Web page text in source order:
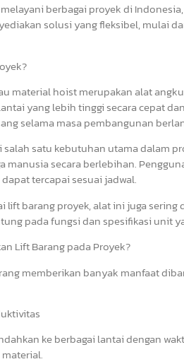
berbagai proyek di
solusi yang fleksibel, mulai
material hoist merupakan alat
yang lebih tinggi secara cepat
selama masa pembangunan
satu kebutuhan utama dalam
manusia secara berlebihan.
tercapai sesuai jadwal.
lift barang proyek, alat ini juga
pada fungsi dan spesifikasi unit
Lift Barang pada Proyek?
memberikan banyak manfaat
ke berbagai lantai dengan